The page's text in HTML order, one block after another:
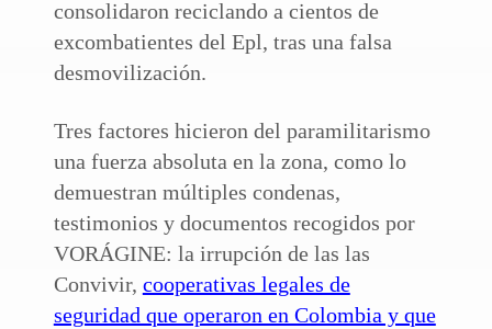
consolidaron reciclando a cientos de
excombatientes del Epl, tras una falsa
desmovilización.
Tres factores hicieron del paramilitarismo
una fuerza absoluta en la zona, como lo
demuestran múltiples condenas,
testimonios y documentos recogidos por
VORÁGINE: la irrupción de las las
Convivir, cooperativas legales de
seguridad que operaron en Colombia y que